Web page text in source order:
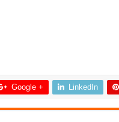
Google + LinkedIn